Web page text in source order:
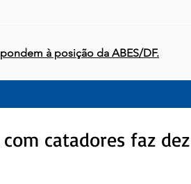
à posição da ABES/DF.
catadores faz dez